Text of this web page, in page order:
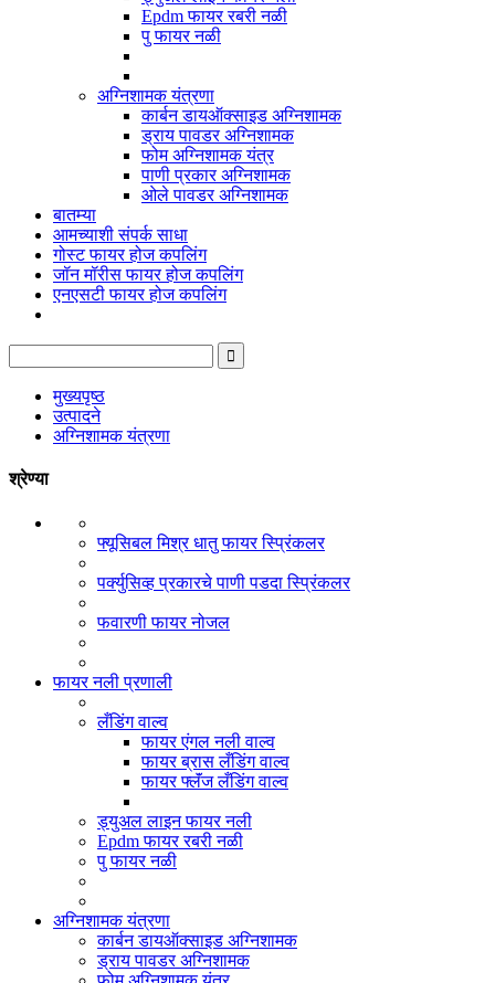
Epdm फायर रबरी नळी
पु फायर नळी
अग्निशामक यंत्रणा
कार्बन डायऑक्साइड अग्निशामक
ड्राय पावडर अग्निशामक
फोम अग्निशामक यंत्र
पाणी प्रकार अग्निशामक
ओले पावडर अग्निशामक
बातम्या
आमच्याशी संपर्क साधा
गोस्ट फायर होज कपलिंग
जॉन मॉरीस फायर होज कपलिंग
एनएसटी फायर होज कपलिंग
मुख्यपृष्ठ
उत्पादने
अग्निशामक यंत्रणा
श्रेण्या
फ्यूसिबल मिश्र धातु फायर स्प्रिंकलर
पर्क्युसिव्ह प्रकारचे पाणी पडदा स्प्रिंकलर
फवारणी फायर नोजल
फायर नली प्रणाली
लँडिंग वाल्व
फायर एंगल नली वाल्व
फायर ब्रास लँडिंग वाल्व
फायर फ्लॅंज लँडिंग वाल्व
ड्युअल लाइन फायर नली
Epdm फायर रबरी नळी
पु फायर नळी
अग्निशामक यंत्रणा
कार्बन डायऑक्साइड अग्निशामक
ड्राय पावडर अग्निशामक